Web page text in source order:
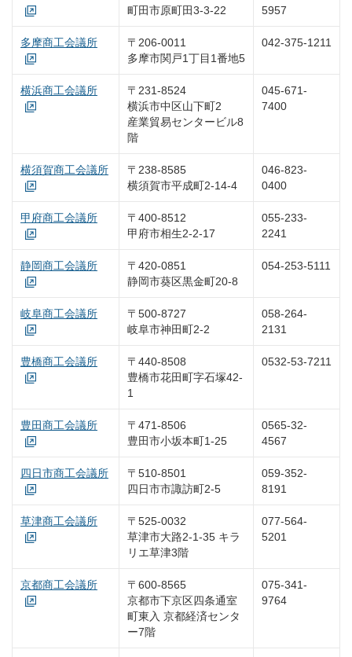
町田市原町田3-3-22
5957
多摩商工会議所
〒206-0011
多摩市関戸1丁目1番地5
042-375-1211
横浜商工会議所
〒231-8524
横浜市中区山下町2
産業貿易センタービル8
階
045-671-
7400
横須賀商工会議所
〒238-8585
横須賀市平成町2-14-4
046-823-
0400
甲府商工会議所
〒400-8512
甲府市相生2-2-17
055-233-
2241
静岡商工会議所
〒420-0851
静岡市葵区黒金町20-8
054-253-5111
岐阜商工会議所
〒500-8727
岐阜市神田町2-2
058-264-
2131
豊橋商工会議所
〒440-8508
豊橋市花田町字石塚42-
1
0532-53-7211
豊田商工会議所
〒471-8506
豊田市小坂本町1-25
0565-32-
4567
四日市商工会議所
〒510-8501
四日市市諏訪町2-5
059-352-
8191
草津商工会議所
〒525-0032
草津市大路2-1-35 キラ
リエ草津3階
077-564-
5201
京都商工会議所
〒600-8565
京都市下京区四条通室
町東入 京都経済センタ
ー7階
075-341-
9764